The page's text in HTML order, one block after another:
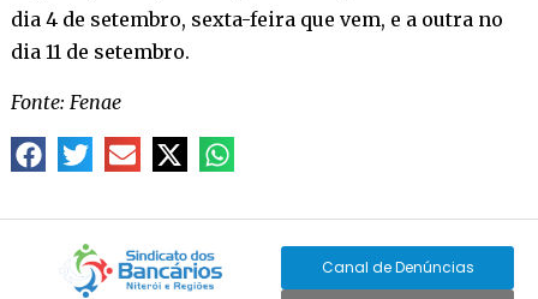
dia 4 de setembro, sexta-feira que vem, e a outra no
dia 11 de setembro.
Fonte: Fenae
Canal de Denúncias